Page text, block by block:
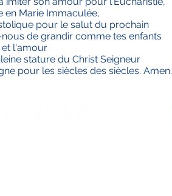
en Marie Immaculée,
pour le salut du prochain
de grandir comme tes enfants
et l'amour
stature du Christ Seigneur
pour les siècles des siècles. Amen.